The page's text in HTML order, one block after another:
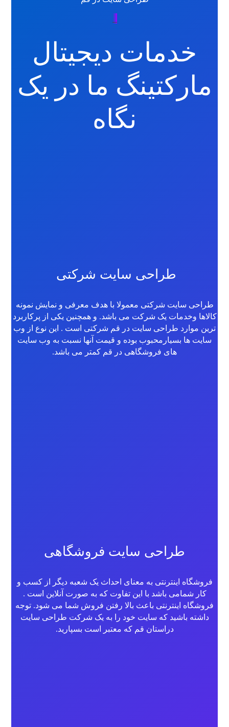
خدمات دیجیتال
مارکتینگ ما در یک
نگاه
طراحی سایت شرکتی
طراحی سایت شرکتی معمولا با هدف معرفی و نمایش نمونه
کالاها وخدمات یک شرکت می باشد. و همچنین یکی از پرکاربرد
ترین موارد طراحی سایت در قم شرکتی است . این نوع از وب
سایت ها بسیارمحبوب بوده و قیمت آنها نسبت به وب سایت
های فروشگاهی در قم کمتر می باشد.
طراحی سایت فروشگاهی
فروشگاه اینترنتی به معنای احداث یک شعبه دیگر از کسب و
کار شمامی باشد با این تفاوت که به صورت آنلاین است .
فروشگاه اینترنتی باعث بالا رفتن فروش شما می شود. توجه
داشته باشید که سایت خود را به یک شرکت طراحی سایت
دراستان قم که معتبر است بسپارید.